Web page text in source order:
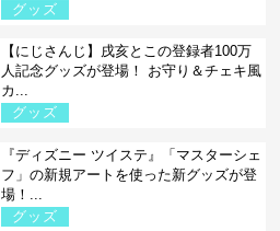
グッズ
【にじさんじ】戌亥とこの登録者100万
人記念グッズが登場！ お守り＆チェキ風
カ...
グッズ
『ディズニー ツイステ』「マスターシェ
フ」の新規アートを使った新グッズが登
場！...
グッズ